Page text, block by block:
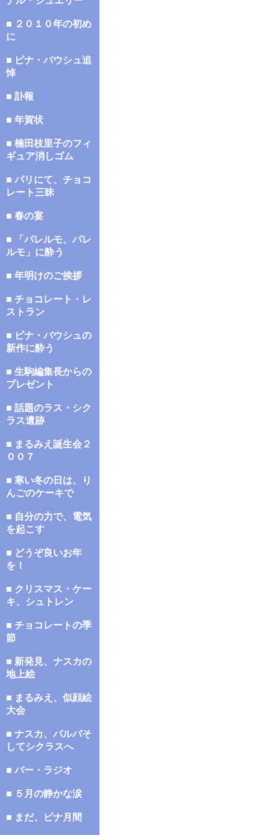
■ ２０１０年の初め
に
■ ピナ・バウシュ追
悼
■ 訃報
■ 年賀状
■ 楠田枝里子のフィ
ギュア消しゴム
■ パリにて、チョコ
レート三昧
■ 春の宴
■ 「パレルモ、パレ
ルモ」に酔う
■ 年明けのご挨拶
■ チョコレート・レ
ストラン
■ ピナ・バウシュの
新作に酔う
■ 生駒編集長からの
プレゼント
■ 話題のラス・シク
ラス遺跡
■ まるみえ誕生会２
００７
■ 寒い冬の日は、り
んごのケーキで
■ 自分の力で、電気
を起こす
■ どうぞ良いお年
を！
■ クリスマス・ケー
キ、シュトレン
■ チョコレートの季
節
■ 新発見、ナスカの
地上絵
■ まるみえ、似顔絵
大会
■ ナスカ、パルパそ
してシクラスへ
■ バー・ラジオ
■ ５月の静かな涙
■ まだ、ピナ月間